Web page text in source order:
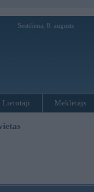
Sestdiena, 8. augusts
Lietotāji Meklētājs